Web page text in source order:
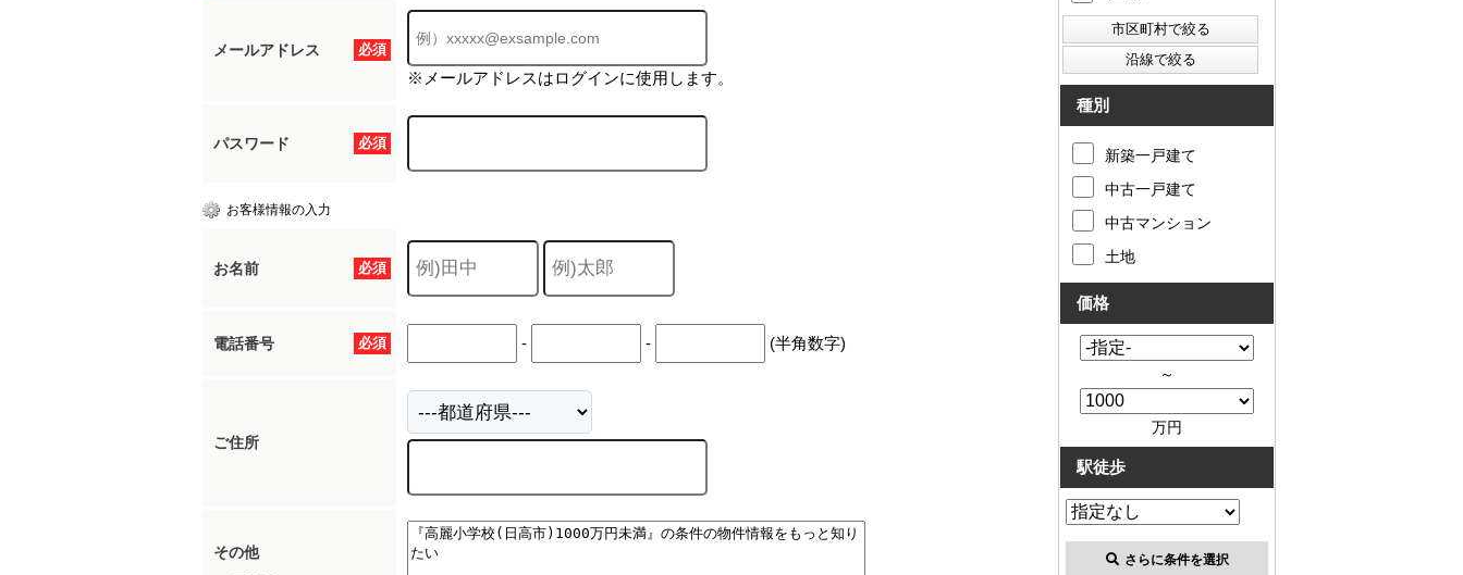
必須
メールアドレス
※メールアドレスはログインに使用します。
必須
パスワード
お客様情報の入力
必須
お名前
必須
電話番号 - - (半角数字)
ご住所
その他
種別
新築一戸建て
中古一戸建て
中古マンション
土地
価格
～
万円
駅徒歩
さらに条件を選択